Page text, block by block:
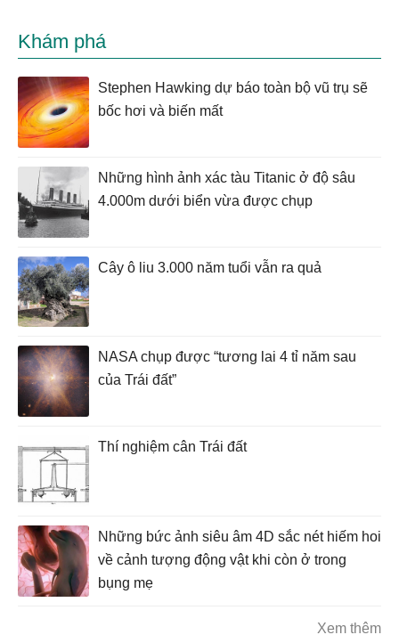
Khám phá
Stephen Hawking dự báo toàn bộ vũ trụ sẽ
bốc hơi và biến mất
Những hình ảnh xác tàu Titanic ở độ sâu
4.000m dưới biển vừa được chụp
Cây ô liu 3.000 năm tuổi vẫn ra quả
NASA chụp được “tương lai 4 tỉ năm sau
của Trái đất”
Thí nghiệm cân Trái đất
Những bức ảnh siêu âm 4D sắc nét hiếm hoi
về cảnh tượng động vật khi còn ở trong
bụng mẹ
Xem thêm